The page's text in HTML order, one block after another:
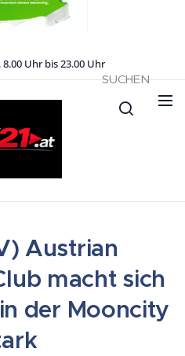
Uhr bis 23.00 Uhr
SUCHEN
Austrian
macht sich
der Mooncity